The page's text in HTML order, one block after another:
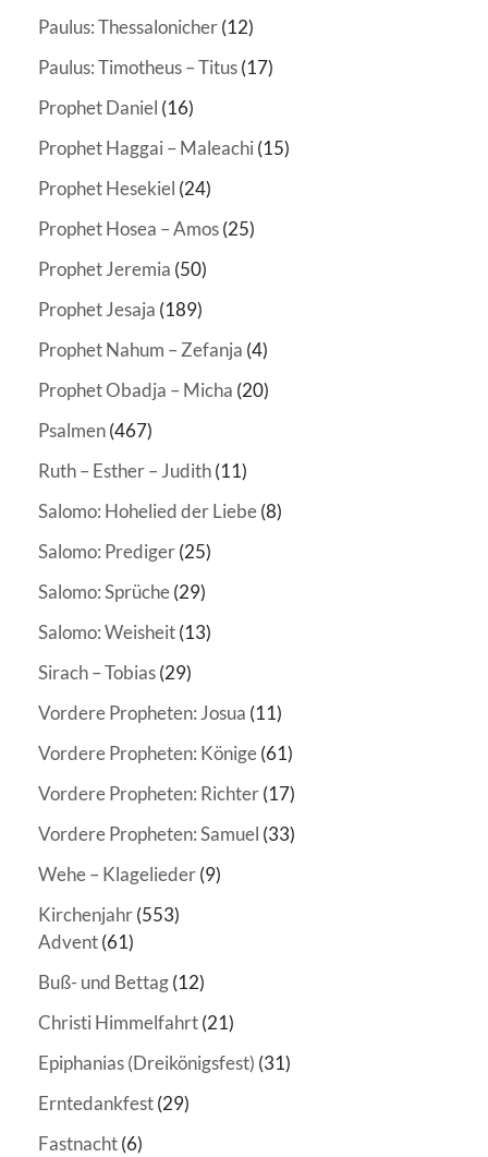
Paulus: Thessalonicher(12)
Paulus: Timotheus – Titus(17)
Prophet Daniel (16)
Prophet Haggai – Maleachi (15)
Prophet Hesekiel (24)
Prophet Hosea – Amos(25)
Prophet Jeremia (50)
Prophet Jesaja (189)
Prophet Nahum – Zefanja (4)
Prophet Obadja – Micha (20)
Psalmen(467)
Ruth – Esther – Judith(11)
Salomo: Hohelied der Liebe(8)
Salomo: Prediger(25)
Salomo: Sprüche(29)
Salomo: Weisheit(13)
Sirach – Tobias(29)
Vordere Propheten: Josua (11)
Vordere Propheten: Könige(61)
Vordere Propheten: Richter(17)
Vordere Propheten: Samuel (33)
Wehe – Klagelieder(9)
Kirchenjahr(553)
Advent(61)
Buß- und Bettag(12)
Christi Himmelfahrt(21)
Epiphanias (Dreikönigsfest) (31)
Erntedankfest(29)
Fastnacht(6)